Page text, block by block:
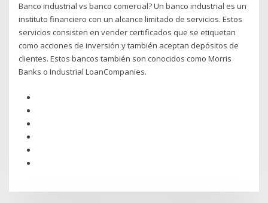
Banco industrial vs banco comercial? Un banco industrial es un
instituto financiero con un alcance limitado de servicios. Estos
servicios consisten en vender certificados que se etiquetan
como acciones de inversión y también aceptan depósitos de
clientes. Estos bancos también son conocidos como Morris
Banks o Industrial LoanCompanies.